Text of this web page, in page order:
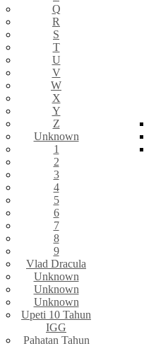
Q
R
S
T
U
V
W
X
Y
Z
Unknown
1
2
3
4
5
6
7
8
9
Vlad Dracula
Unknown
Unknown
Unknown
Upeti 10 Tahun
IGG
Pahatan Tahun